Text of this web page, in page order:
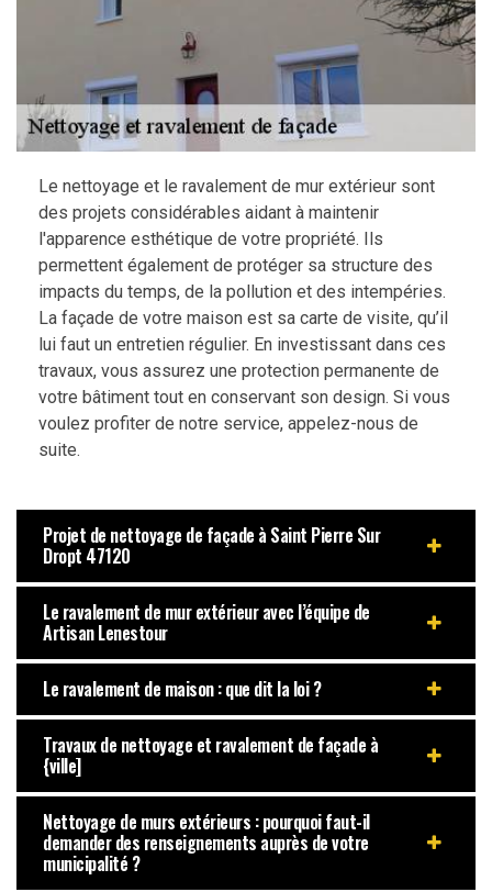
Le nettoyage et le ravalement de mur extérieur sont
des projets considérables aidant à maintenir
l'apparence esthétique de votre propriété. Ils
permettent également de protéger sa structure des
impacts du temps, de la pollution et des intempéries.
La façade de votre maison est sa carte de visite, qu’il
lui faut un entretien régulier. En investissant dans ces
travaux, vous assurez une protection permanente de
votre bâtiment tout en conservant son design. Si vous
voulez profiter de notre service, appelez-nous de
suite.
Projet de nettoyage de façade à Saint Pierre Sur
Dropt 47120
Le ravalement de mur extérieur avec l’équipe de
Artisan Lenestour
Le ravalement de maison : que dit la loi ?
Travaux de nettoyage et ravalement de façade à
{ville]
Nettoyage de murs extérieurs : pourquoi faut-il
demander des renseignements auprès de votre
municipalité ?